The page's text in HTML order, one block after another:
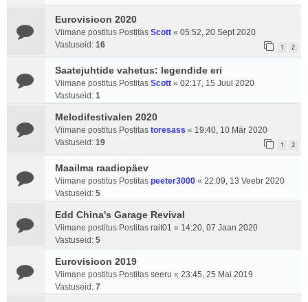
Eurovisioon 2020
Viimane postitus Postitas Scott « 05:52, 20 Sept 2020
Vastuseid: 16 1 2
Saatejuhtide vahetus: legendide eri
Viimane postitus Postitas Scott « 02:17, 15 Juul 2020
Vastuseid: 1
Melodifestivalen 2020
Viimane postitus Postitas toresass « 19:40, 10 Mär 2020
Vastuseid: 19 1 2
Maailma raadiopäev
Viimane postitus Postitas peeter3000 « 22:09, 13 Veebr 2020
Vastuseid: 5
Edd China's Garage Revival
Viimane postitus Postitas rait01 « 14:20, 07 Jaan 2020
Vastuseid: 5
Eurovisioon 2019
Viimane postitus Postitas seeru « 23:45, 25 Mai 2019
Vastuseid: 7